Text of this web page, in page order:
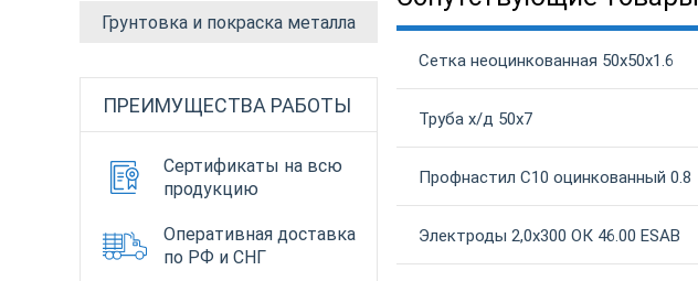
Грунтовка и покраска металла
ПРЕИМУЩЕСТВА РАБОТЫ
Сертификаты на всю
продукцию
Оперативная доставка
по РФ и СНГ
Сетка неоцинкованная 50х50х1.6
Труба х/д 50х7
Профнастил С10 оцинкованный 0.8
Электроды 2,0х300 ОК 46.00 ESAB